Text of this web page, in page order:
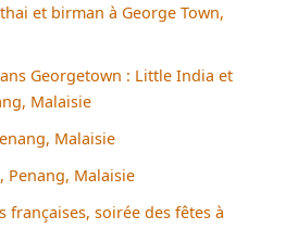
et birman à George Town,
Georgetown : Little India et
Malaisie
Malaisie
Penang, Malaisie
françaises, soirée des fêtes à